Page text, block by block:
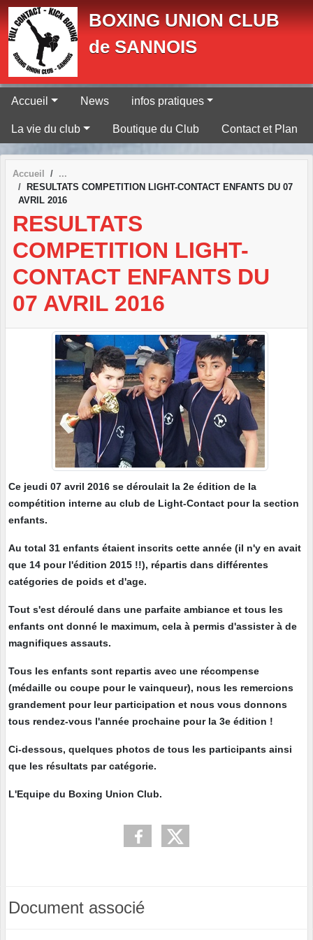
BOXING UNION CLUB
de SANNOIS
Accueil News infos pratiques
La vie du club Boutique du Club Contact et Plan
Accueil
RESULTATS COMPETITION LIGHT-CONTACT ENFANTS DU 07
AVRIL 2016
RESULTATS
COMPETITION LIGHT-
CONTACT ENFANTS DU
07 AVRIL 2016
Ce jeudi 07 avril 2016 se déroulait la 2e édition de la
compétition interne au club de Light-Contact pour la section
enfants.
Au total 31 enfants étaient inscrits cette année (il n'y en avait
que 14 pour l'édition 2015 !!), répartis dans différentes
catégories de poids et d'age.
Tout s'est déroulé dans une parfaite ambiance et tous les
enfants ont donné le maximum, cela à permis d'assister à de
magnifiques assauts.
Tous les enfants sont repartis avec une récompense
(médaille ou coupe pour le vainqueur), nous les remercions
grandement pour leur participation et nous vous donnons
tous rendez-vous l'année prochaine pour la 3e édition !
Ci-dessous, quelques photos de tous les participants ainsi
que les résultats par catégorie.
L'Equipe du Boxing Union Club.
Document associé
Panneau de gestion des cookies